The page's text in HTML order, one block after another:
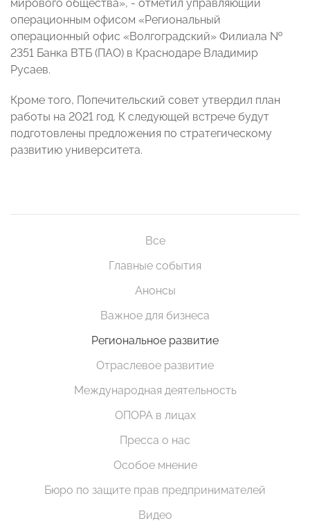
мирового общества», - отметил управляющий
операционным офисом «Региональный
операционный офис «Волгоградский» Филиала №
2351 Банка ВТБ (ПАО) в Краснодаре Владимир
Русаев.
Кроме того, Попечительский совет утвердил план
работы на 2021 год. К следующей встрече будут
подготовлены предложения по стратегическому
развитию университета.
Все
Главные события
Анонсы
Важное для бизнеса
Региональное развитие
Отраслевое развитие
Международная деятельность
ОПОРА в лицах
Пресса о нас
Особое мнение
Бюро по защите прав предпринимателей
Видео